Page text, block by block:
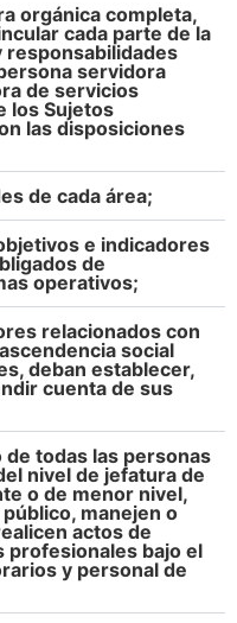
orgánica completa,
cada parte de la
servidora
de servicios
los Sujetos
las disposiciones
de cada área;
e indicadores
de
operativos;
relacionados con
social
deban establecer,
cuenta de sus
de todas las personas
nivel de jefatura de
o de menor nivel,
manejen o
actos de
profesionales bajo el
y personal de